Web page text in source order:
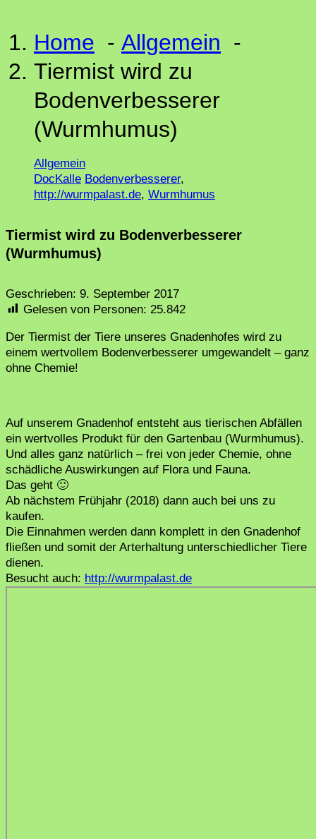
Home - Allgemein -
Tiermist wird zu
Bodenverbesserer
(Wurmhumus)
Allgemein
DocKalle Bodenverbesserer,
http://wurmpalast.de, Wurmhumus
Tiermist wird zu Bodenverbesserer
(Wurmhumus)
Geschrieben: 9. September 2017
Gelesen von Personen: 25.842
Der Tiermist der Tiere unseres Gnadenhofes wird zu
einem wertvollem Bodenverbesserer umgewandelt – ganz
ohne Chemie!
Auf unserem Gnadenhof entsteht aus tierischen Abfällen
ein wertvolles Produkt für den Gartenbau (Wurmhumus).
Und alles ganz natürlich – frei von jeder Chemie, ohne
schädliche Auswirkungen auf Flora und Fauna.
Das geht 🙂
Ab nächstem Frühjahr (2018) dann auch bei uns zu
kaufen.
Die Einnahmen werden dann komplett in den Gnadenhof
fließen und somit der Arterhaltung unterschiedlicher Tiere
dienen.
Besucht auch: http://wurmpalast.de